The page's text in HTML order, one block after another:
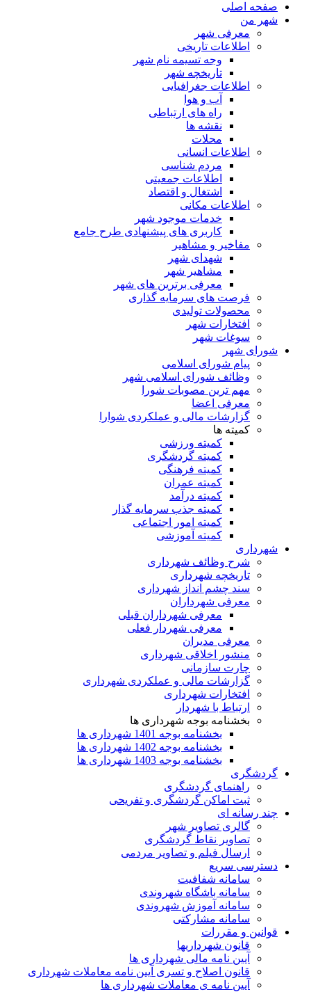
صفحه اصلی
شهر من
معرفی شهر
اطلاعات تاریخی
وجه تسیمه نام شهر
تاریخچه شهر
اطلاعات جغرافیایی
آب و هوا
راه های ارتباطی
نقشه ها
محلات
اطلاعات انسانی
مردم شناسی
اطلاعات جمعیتی
اشتغال و اقتصاد
اطلاعات مکانی
خدمات موجود شهر
کاربری های پیشنهادی طرح جامع
مفاخیر و مشاهیر
شهدای شهر
مشاهیر شهر
معرفی برترین های شهر
فرصت های سرمایه گذاری
محصولات تولیدی
افتخارات شهر
سوغات شهر
شورای شهر
پیام شورای اسلامی
وظائف شورای اسلامی شهر
مهم ترین مصوبات شورا
معرفی اعضا
گزارشات مالی و عملکردی شوارا
کمیته ها
کمیته ورزشی
کمیته گردشگری
کمیته فرهنگی
کمیته عمران
کمیته درآمد
کمیته جذب سرمایه گذار
کمیته امور اجتماعی
کمیته آموزشی
شهرداری
شرح وظائف شهرداری
تاریخچه شهرداری
سند چشم انداز شهرداری
معرفی شهرداران
معرفی شهرداران قبلی
معرفی شهردار فعلی
معرفی مدیران
منشور اخلاقی شهرداری
چارت سازمانی
گزارشات مالی و عملکردی شهرداری
افتخارات شهرداری
ارتباط با شهردار
بخشنامه بوجه شهرداری ها
بخشنامه بوجه 1401 شهرداری ها
بخشنامه بوجه 1402 شهرداری ها
بخشنامه بوجه 1403 شهرداری ها
گردشگری
راهنمای گردشگری
ثبت اماکن گردشگری و تفریحی
چند رسانه ای
گالری تصاویر شهر
تصاویر نقاط گردشگری
ارسال فیلم و تصاویر مردمی
دسترسی سریع
سامانه شفافیت
سامانه باشگاه شهروندی
سامانه آموزش شهروندی
سامانه مشارکتی
قوانین و مقررات
قانون شهرداریها
آیین نامه مالی شهرداری ها
قانون اصلاح و تسری آیین نامه معاملات شهرداری
آیین نامه ی معاملات شهرداری ها